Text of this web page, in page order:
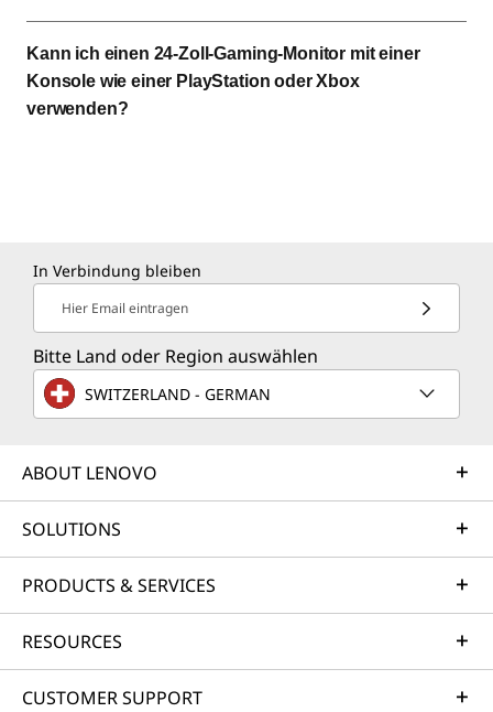
Kann ich einen 24-Zoll-Gaming-Monitor mit einer
Konsole wie einer PlayStation oder Xbox
verwenden?
In Verbindung bleiben
Hier Email eintragen
Bitte Land oder Region auswählen
SWITZERLAND - GERMAN
ABOUT LENOVO
SOLUTIONS
PRODUCTS & SERVICES
RESOURCES
CUSTOMER SUPPORT